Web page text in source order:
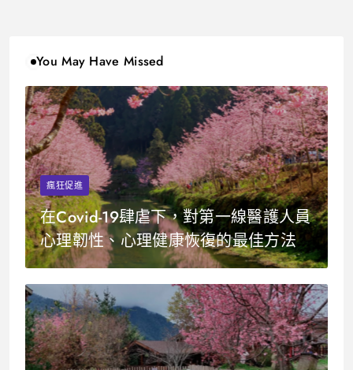
You May Have Missed
瘋狂促進
在Covid-19肆虐下，對第一線醫護人員
心理韌性、心理健康恢復的最佳方法是
什麼？-文獻回顧